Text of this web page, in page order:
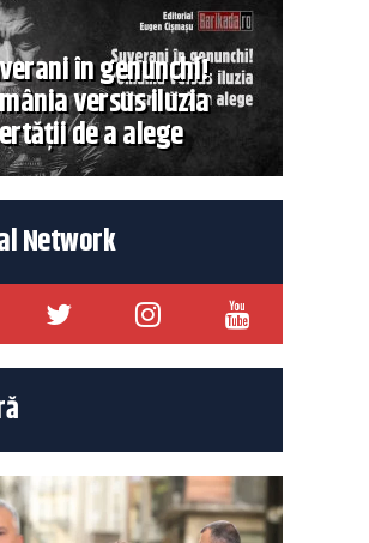
în genunchi!
versus iluzia
de a alege
Network